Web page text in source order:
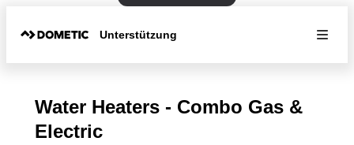
Unterstützung
Water Heaters - Combo Gas &
Electric